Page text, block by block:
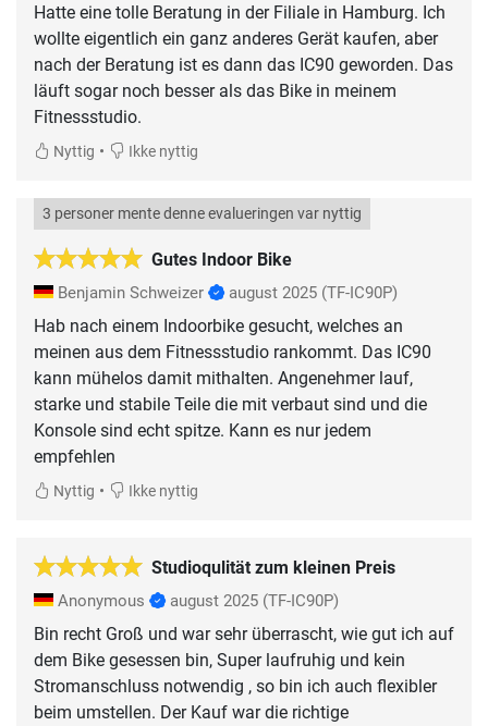
Hatte eine tolle Beratung in der Filiale in Hamburg. Ich
wollte eigentlich ein ganz anderes Gerät kaufen, aber
nach der Beratung ist es dann das IC90 geworden. Das
läuft sogar noch besser als das Bike in meinem
Fitnessstudio.
Nyttig • Ikke nyttig
Gutes Indoor Bike
3 personer mente denne evalueringen var nyttig
Benjamin Schweizer august 2025 (TF-IC90P)
Hab nach einem Indoorbike gesucht, welches an
meinen aus dem Fitnessstudio rankommt. Das IC90
kann mühelos damit mithalten. Angenehmer lauf,
starke und stabile Teile die mit verbaut sind und die
Konsole sind echt spitze. Kann es nur jedem
empfehlen
Nyttig • Ikke nyttig
Studioqulität zum kleinen Preis
Anonymous august 2025 (TF-IC90P)
Bin recht Groß und war sehr überrascht, wie gut ich auf
dem Bike gesessen bin, Super laufruhig und kein
Stromanschluss notwendig , so bin ich auch flexibler
beim umstellen. Der Kauf war die richtige